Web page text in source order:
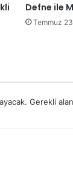
Defne ile
Temmuz
Gerekli